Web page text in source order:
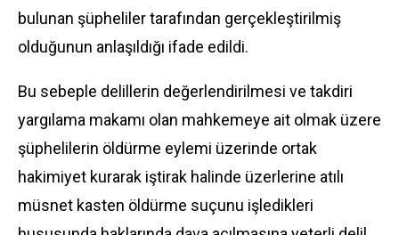
bulunan şüpheliler tarafından gerçekleştirilmiş
olduğunun anlaşıldığı ifade edildi.
Bu sebeple delillerin değerlendirilmesi ve takdiri
yargılama makamı olan mahkemeye ait olmak üzere
şüphelilerin öldürme eylemi üzerinde ortak
hakimiyet kurarak iştirak halinde üzerlerine atılı
müsnet kasten öldürme suçunu işledikleri